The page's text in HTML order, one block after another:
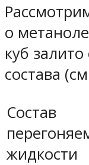
о
куб
состава
Состав
жидкости